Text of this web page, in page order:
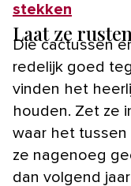
stekken
Laat ze rusten
Die cactussen
redelijk goed
vinden het
houden. Zet ze
waar het tussen
ze nagenoeg
dan volgend